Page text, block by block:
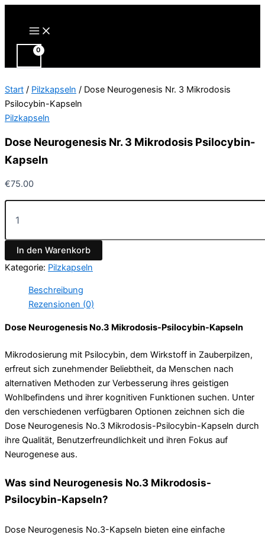
Main
Menu
Start / Pilzkapseln / Dose Neurogenesis Nr. 3 Mikrodosis
Psilocybin-Kapseln
Pilzkapseln
Dose Neurogenesis Nr. 3 Mikrodosis Psilocybin-
Kapseln
€75.00
Dose
Neurogenesis
3
Mikrodosis
Psilocybin-
Kapseln
Menge
In den Warenkorb
Kategorie: Pilzkapseln
Beschreibung
Rezensionen (0)
Dose Neurogenesis No.3 Mikrodosis-Psilocybin-Kapseln
Mikrodosierung mit Psilocybin, dem Wirkstoff in Zauberpilzen,
erfreut sich zunehmender Beliebtheit, da Menschen nach
alternativen Methoden zur Verbesserung ihres geistigen
Wohlbefindens und ihrer kognitiven Funktionen suchen. Unter
den verschiedenen verfügbaren Optionen zeichnen sich die
Dose Neurogenesis No.3 Mikrodosis-Psilocybin-Kapseln durch
ihre Qualität, Benutzerfreundlichkeit und ihren Fokus auf
Neurogenese aus.
Was sind Neurogenesis No.3 Mikrodosis-
Psilocybin-Kapseln?
Dose Neurogenesis No.3-Kapseln bieten eine einfache